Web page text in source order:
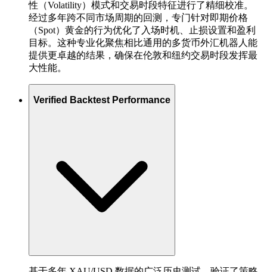
性（Volatility）模式和交易时段特征进行了精细校准。
经过多年跨不同市场周期的回测，专门针对即期价格
（Spot）黄金的行为优化了入场时机、止损设置和盈利
目标。这种专业化聚焦相比通用的多货币外汇机器人能
提供更卓越的结果，确保在伦敦和纽约交易时段发挥最
大性能。
Verified Backtest Performance